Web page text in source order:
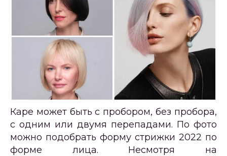
Каре может быть с пробором, без пробора,
с одним или двумя перепадами. По фото
можно подобрать форму стрижки 2022 по
форме лица. Несмотря на